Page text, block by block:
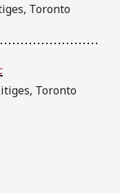
Toronto
Toronto